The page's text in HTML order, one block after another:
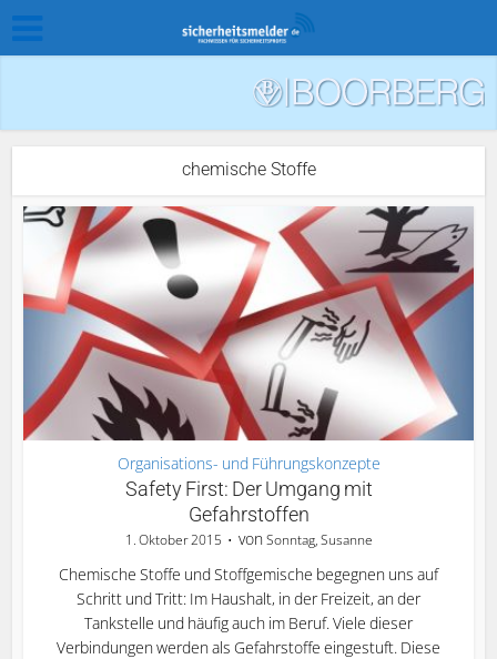
chemische Stoffe
Organisations- und Führungskonzepte
Safety First: Der Umgang mit
Gefahrstoffen
1. Oktober 2015 vonSonntag, Susanne
Chemische Stoffe und Stoffgemische begegnen uns auf
Schritt und Tritt: Im Haushalt, in der Freizeit, an der
Tankstelle und häufig auch im Beruf. Viele dieser
Verbindungen werden als Gefahrstoffe eingestuft. Diese